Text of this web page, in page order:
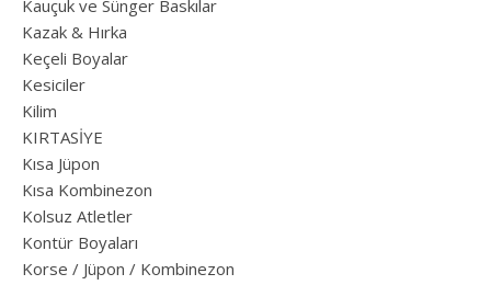
Kauçuk ve Sünger Baskılar
Kazak & Hırka
Keçeli Boyalar
Kesiciler
Kilim
KIRTASİYE
Kısa Jüpon
Kısa Kombinezon
Kolsuz Atletler
Kontür Boyaları
Korse / Jüpon / Kombinezon